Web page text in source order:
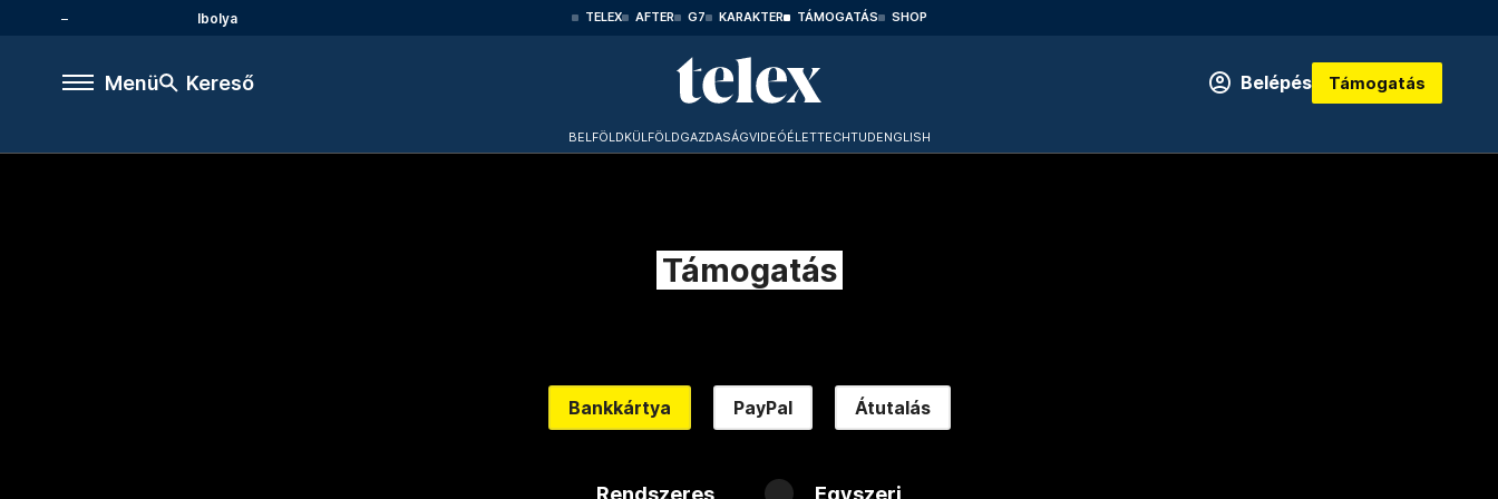
Ibolya TELEX AFTER G7 KARAKTER TÁMOGATÁS SHOP
Menü Kereső Belépés Támogatás
BELFÖLDKÜLFÖLDGAZDASÁGVIDEÓÉLETTECHTUDENGLISH
Támogatás
Bankkártya PayPal Átutalás
Rendszeres Egyszeri